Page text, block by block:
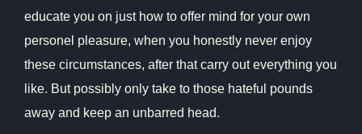
educate you on just how to offer mind for your own
personel pleasure, when you honestly never enjoy
these circumstances, after that carry out everything you
like. But possibly only take to those hateful pounds
away and keep an unbarred head.